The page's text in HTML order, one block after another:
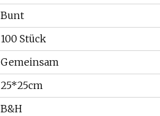
Bunt
100 Stück
Gemeinsam
25*25cm
B&H